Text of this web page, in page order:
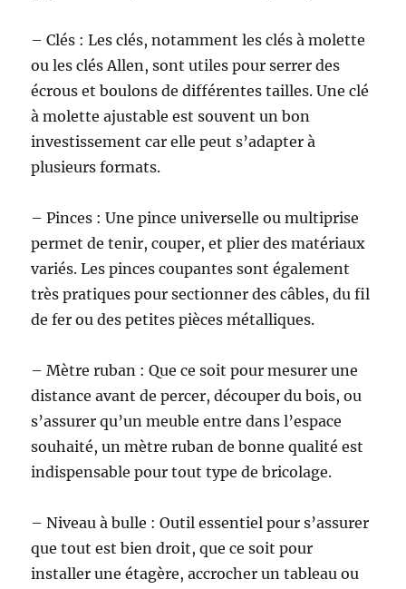
– Clés : Les clés, notamment les clés à molette
ou les clés Allen, sont utiles pour serrer des
écrous et boulons de différentes tailles. Une clé
à molette ajustable est souvent un bon
investissement car elle peut s’adapter à
plusieurs formats.
– Pinces : Une pince universelle ou multiprise
permet de tenir, couper, et plier des matériaux
variés. Les pinces coupantes sont également
très pratiques pour sectionner des câbles, du fil
de fer ou des petites pièces métalliques.
– Mètre ruban : Que ce soit pour mesurer une
distance avant de percer, découper du bois, ou
s’assurer qu’un meuble entre dans l’espace
souhaité, un mètre ruban de bonne qualité est
indispensable pour tout type de bricolage.
– Niveau à bulle : Outil essentiel pour s’assurer
que tout est bien droit, que ce soit pour
installer une étagère, accrocher un tableau ou